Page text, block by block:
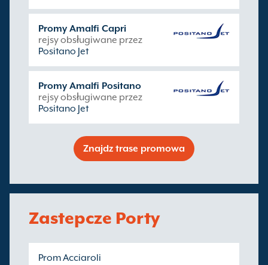
Promy Amalfi Capri
rejsy obsługiwane przez
Positano Jet
Promy Amalfi Positano
rejsy obsługiwane przez
Positano Jet
Znajdz trase promowa
Zastepcze Porty
Prom Acciaroli